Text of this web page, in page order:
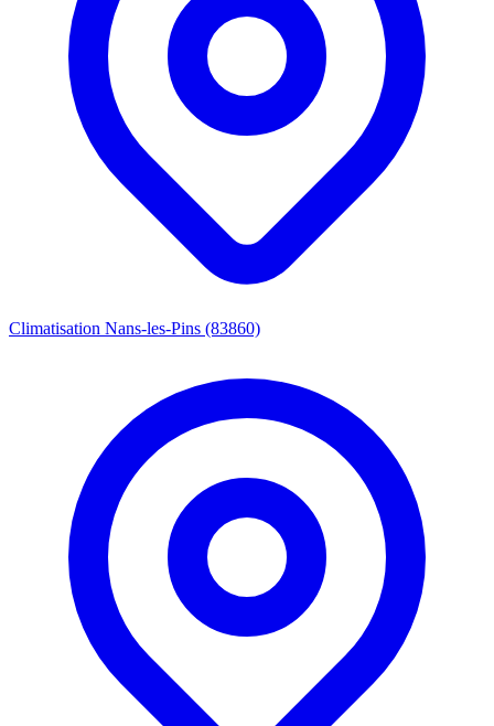
Climatisation Nans-les-Pins (83860)